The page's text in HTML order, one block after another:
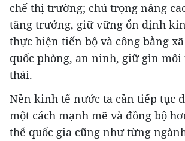
chế thị trường; chú trọng nâng
tăng trưởng, giữ vững ổn định
thực hiện tiến bộ và công bằng
quốc phòng, an ninh, giữ gìn
thái.
Nền kinh tế nước ta cần tiếp tục
một cách mạnh mẽ và đồng bộ
thể quốc gia cũng như từng